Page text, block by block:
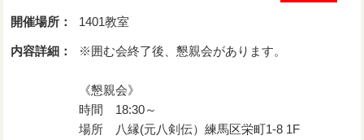
開催場所： 1401教室
内容詳細： ※囲む会終了後、懇親会があります。
《懇親会》
時間 18:30～
場所 八縁(元八剣伝）練馬区栄町1-8 1F